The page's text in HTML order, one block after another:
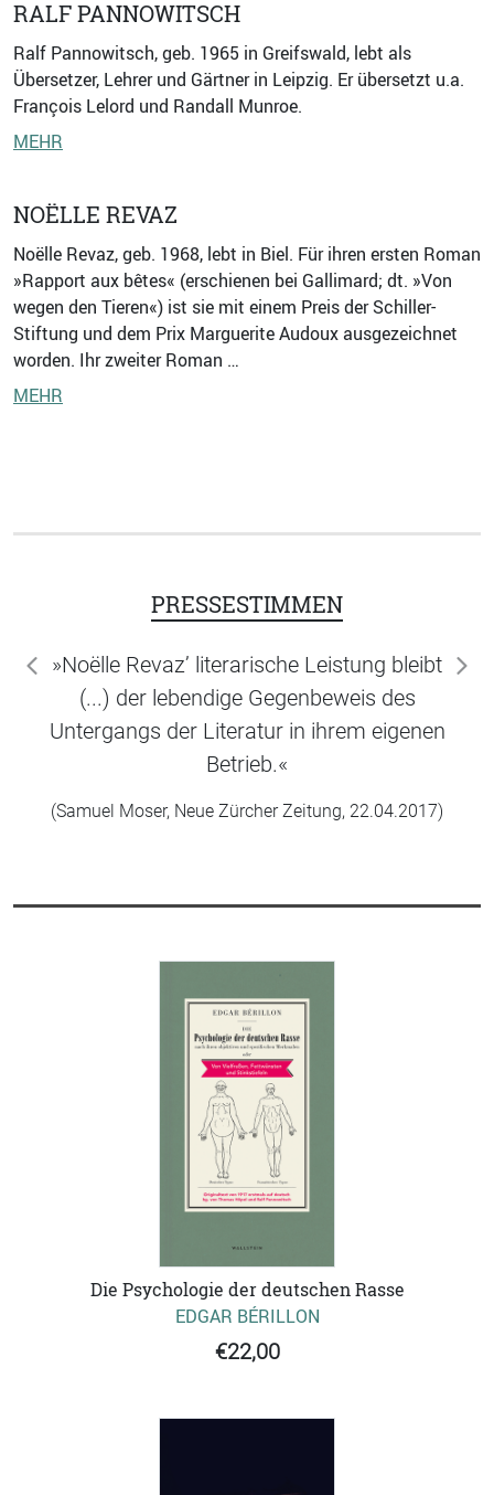
RALF PANNOWITSCH
Ralf Pannowitsch, geb. 1965 in Greifswald, lebt als
Übersetzer, Lehrer und Gärtner in Leipzig. Er übersetzt u.a.
François Lelord und Randall Munroe.
MEHR
NOËLLE REVAZ
Noëlle Revaz, geb. 1968, lebt in Biel. Für ihren ersten Roman
»Rapport aux bêtes« (erschienen bei Gallimard; dt. »Von
wegen den Tieren«) ist sie mit einem Preis der Schiller-
Stiftung und dem Prix Marguerite Audoux ausgezeichnet
worden. Ihr zweiter Roman …
MEHR
PRESSESTIMMEN
»Noëlle Revaz’ literarische Leistung bleibt
(...) der lebendige Gegenbeweis des
Untergangs der Literatur in ihrem eigenen
Betrieb.«
(Samuel Moser, Neue Zürcher Zeitung, 22.04.2017)
zurück
Die Psychologie der deutschen Rasse
EDGAR BÉRILLON
€22,00